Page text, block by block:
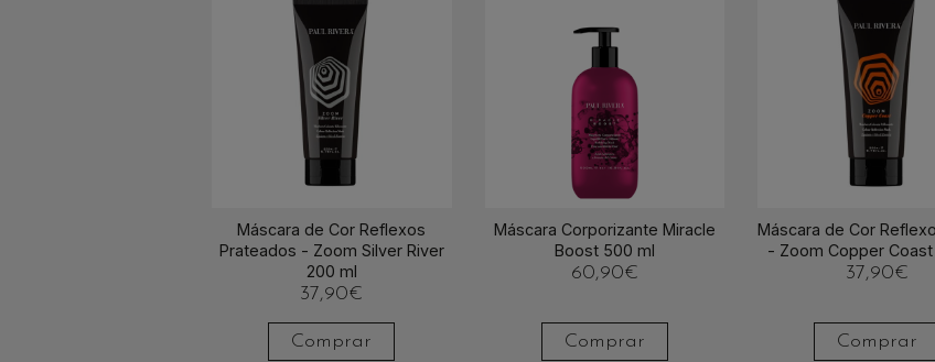
Máscara de Cor Reflexos
Prateados - Zoom Silver River
200 ml
37,90€
Comprar
Máscara Corporizante Miracle
Boost 500 ml
60,90€
Comprar
Máscara de Cor
- Zoom Copper
37,90€
Comprar